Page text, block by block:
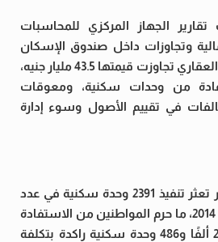
الجهاز المركزي للمحاسبات
وتجاوزات داخل صندوق الإسكان
الاجتماعي ودعم التمويل العقاري تجاوزت قيمتها 43.5 مليار جنيه،
من وحدات سكنية، ومعوقات
في تقييم الأصول وسوء إدارة
وأشار البيان إلى استمرار تعثر تنفيذ 2391 وحدة سكنية في عدد
من المحافظات منذ عام 2014، ما حرم المواطنين من الاستفادة
منها، فضلًا عن وجود 24 ألفًا و486 وحدة سكنية راكدة بتكلفة